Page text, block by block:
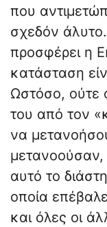
που
σχεδόν
προσφέρει η
κατάσταση
Ωστόσο, ούτε
του από τον
να
μετανοούσαν,
αυτό το
οποία
και όλες οι